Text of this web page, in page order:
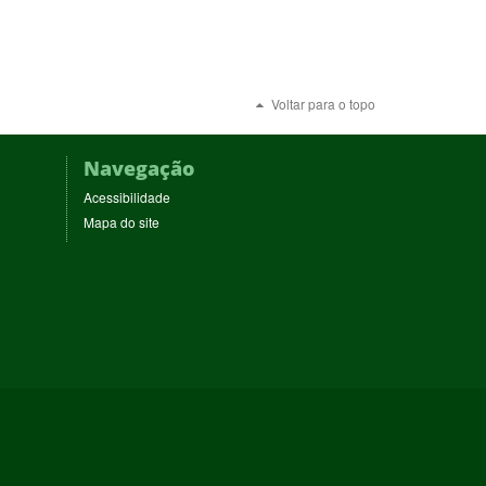
Voltar para o topo
Navegação
Acessibilidade
Mapa do site